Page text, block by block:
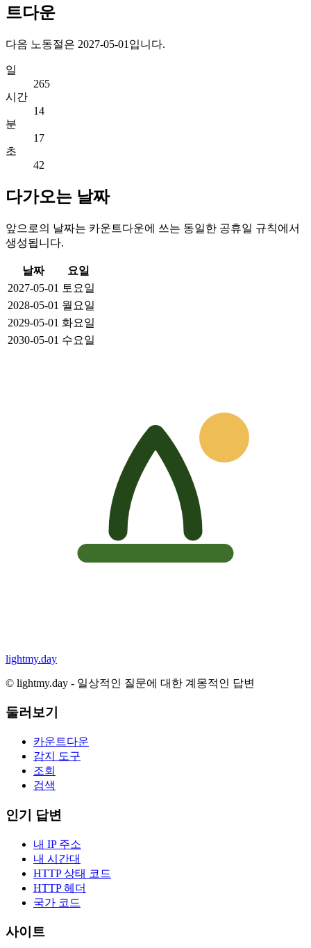
트다운
다음 노동절은 2027-05-01입니다.
일
265
시간
14
분
17
초
42
다가오는 날짜
앞으로의 날짜는 카운트다운에 쓰는 동일한 공휴일 규칙에서
생성됩니다.
날짜
요일
2027-05-01 토요일
2028-05-01 월요일
2029-05-01 화요일
2030-05-01 수요일
lightmy.day
© lightmy.day - 일상적인 질문에 대한 계몽적인 답변
둘러보기
카운트다운
감지 도구
조회
검색
인기 답변
내 IP 주소
내 시간대
HTTP 상태 코드
HTTP 헤더
국가 코드
사이트